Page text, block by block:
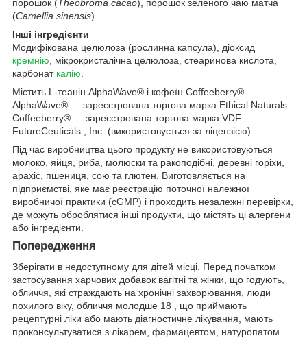
порошок (Theobroma cacao), порошок зеленого чаю матча
(Camellia sinensis)
Інші інгредієнти
Модифікована целюлоза (рослинна капсула), діоксид
кремнію, мікрокристалічна целюлоза, стеаринова кислота,
карбонат калію.
Містить L-теанін AlphaWave® і кофеїн Coffeeberry®.
AlphaWave® — зареєстрована торгова марка Ethical Naturals.
Coffeeberry® — зареєстрована торгова марка VDF
FutureCeuticals., Inc. (використовується за ліцензією).
Під час виробництва цього продукту не використовуються
молоко, яйця, риба, молюски та ракоподібні, деревні горіхи,
арахіс, пшениця, сою та глютен. Виготовляється на
підприємстві, яке має реєстрацію поточної належної
виробничої практики (cGMP) і проходить незалежні перевірки,
де можуть оброблятися інші продукти, що містять ці алергени
або інгредієнти.
Попередження
Зберігати в недоступному для дітей місці. Перед початком
застосування харчових добавок вагітні та жінки, що годують,
обличчя, які страждають на хронічні захворювання, люди
похилого віку, обличчя молодше 18 , що приймають
рецептурні ліки або мають діагностичне лікування, мають
проконсультуватися з лікарем, фармацевтом, натуропатом